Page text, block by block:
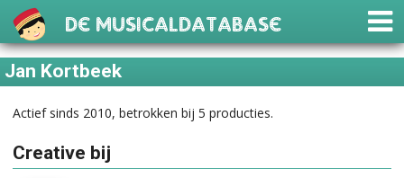
De Musicaldatabase
Jan Kortbeek
Actief sinds 2010, betrokken bij 5 producties.
Creative bij